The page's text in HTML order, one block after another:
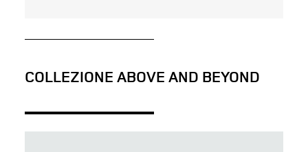
COLLEZIONE ABOVE AND BEYOND